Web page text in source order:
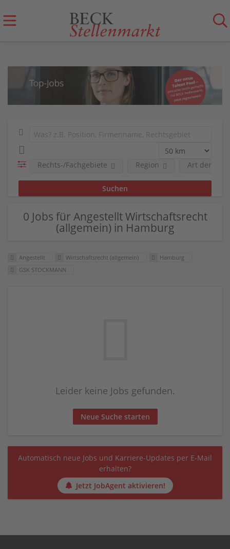
Rechts-/Fachgebiete Region Art der
0 Jobs für Angestellt Wirtschaftsrecht
(allgemein) in Hamburg
Angestellt Wirtschaftsrecht (allgemein)
Hamburg
GSK STOCKMANN
Leider keine Jobs gefunden.
Neue Suche starten
Automatisch neue Jobs und Karriere-Updates per E-Mail
erhalten?
Jetzt JobAgent aktivieren!